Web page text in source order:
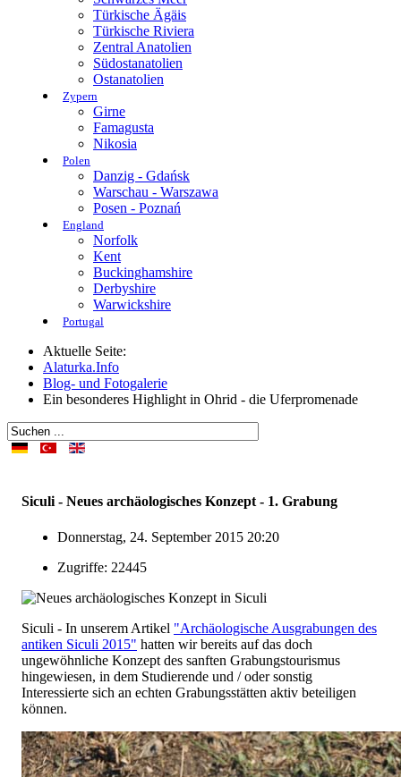
Türkische Ägäis
Türkische Riviera
Zentral Anatolien
Südostanatolien
Ostanatolien
Zypern
Girne
Famagusta
Nikosia
Polen
Danzig - Gdańsk
Warschau - Warszawa
Posen - Poznań
England
Norfolk
Kent
Buckinghamshire
Derbyshire
Warwickshire
Portugal
Aktuelle Seite:
Alaturka.Info
Blog- und Fotogalerie
Ein besonderes Highlight in Ohrid - die Uferpromenade
Siculi - Neues archäologisches Konzept - 1. Grabung
Donnerstag, 24. September 2015 20:20
Zugriffe: 22445
Siculi - In unserem Artikel "Archäologische Ausgrabungen des
antiken Siculi 2015" hatten wir bereits auf das doch
ungewöhnliche Konzept des sanften Grabungstourismus
hingewiesen, in dem Studierende und / oder sonstig
Interessierte sich an echten Grabungsstätten aktiv beteiligen
können.